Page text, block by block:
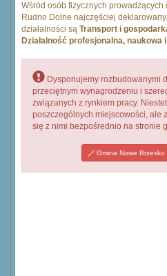
Wśród osób fizycznych prowadzących
Rudno Dolne najczęściej
działalności są Transport i
Działalność profesjonalna, naukowa
Dysponujemy rozbudowanymi
przeciętnym wynagrodzeniu i
związanych z rynkiem pracy.
poszczególnych miejscowości, ale
się z nimi bezpośrednio na stronie
Gmina Nowe Brzesko